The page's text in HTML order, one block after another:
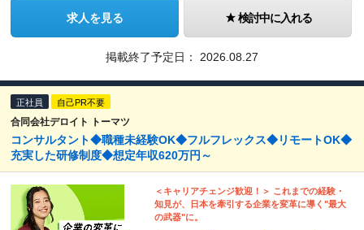
求人を見る 検討中に入れる
掲載終了予定日： 2026.08.27
正社員 自己PR不要
合同会社デロイト トーマツ
コンサルタント◆職種未経験OK◆フルフレックス◆リモートOK◆
充実した研修制度◆想定年収620万円～
＜キャリアチェンジ歓迎！＞ これまでの経験・
知見が、日本を牽引する企業を変革に導く"最大
の武器"に。